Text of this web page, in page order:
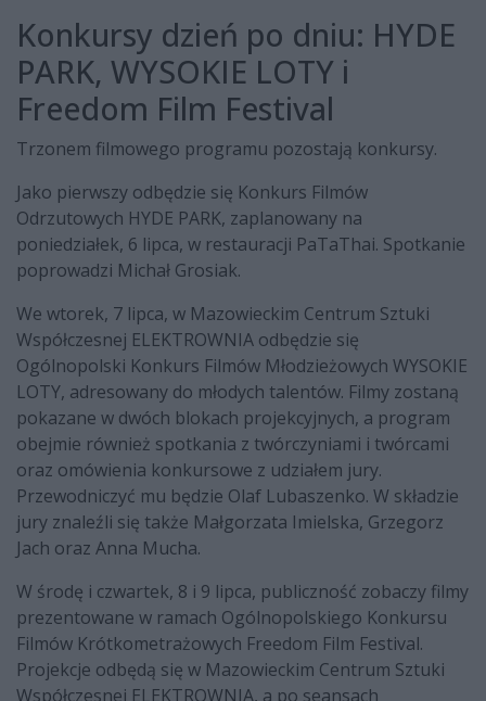
Konkursy dzień po dniu: HYDE
PARK, WYSOKIE LOTY i
Freedom Film Festival
Trzonem filmowego programu pozostają konkursy.
Jako pierwszy odbędzie się Konkurs Filmów
Odrzutowych HYDE PARK, zaplanowany na
poniedziałek, 6 lipca, w restauracji PaTaThai. Spotkanie
poprowadzi Michał Grosiak.
We wtorek, 7 lipca, w Mazowieckim Centrum Sztuki
Współczesnej ELEKTROWNIA odbędzie się
Ogólnopolski Konkurs Filmów Młodzieżowych WYSOKIE
LOTY, adresowany do młodych talentów. Filmy zostaną
pokazane w dwóch blokach projekcyjnych, a program
obejmie również spotkania z twórczyniami i twórcami
oraz omówienia konkursowe z udziałem jury.
Przewodniczyć mu będzie Olaf Lubaszenko. W składzie
jury znaleźli się także Małgorzata Imielska, Grzegorz
Jach oraz Anna Mucha.
W środę i czwartek, 8 i 9 lipca, publiczność zobaczy filmy
prezentowane w ramach Ogólnopolskiego Konkursu
Filmów Krótkometrażowych Freedom Film Festival.
Projekcje odbędą się w Mazowieckim Centrum Sztuki
Współczesnej ELEKTROWNIA, a po seansach